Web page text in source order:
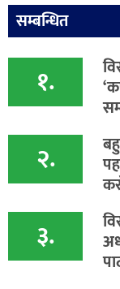
सम्बन्धित
१.
२.
३.